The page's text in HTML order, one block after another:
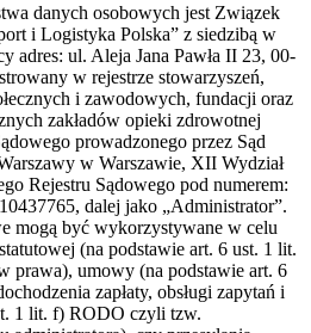
danych osobowych jest Związek
i Logistyka Polska” z siedzibą w
adres: ul. Aleja Jana Pawła II 23, 00-
w rejestrze stowarzyszeń,
i zawodowych, fundacji oraz
zakładów opieki zdrowotnej
prowadzonego przez Sąd
w Warszawie, XII Wydział
Rejestru Sądowego pod numerem:
dalej jako „Administrator”.
mogą być wykorzystywane w celu
(na podstawie art. 6 ust. 1 lit.
prawa), umowy (na podstawie art. 6
zapłaty, obsługi zapytań i
1 lit. f) RODO czyli tzw.